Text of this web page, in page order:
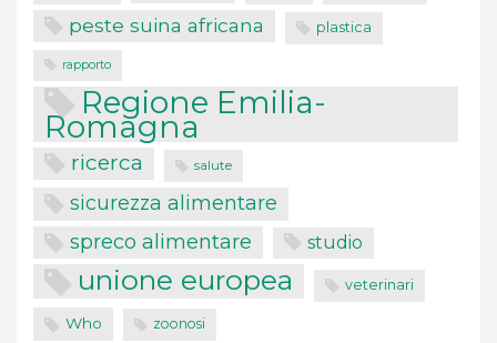
peste suina africana plastica
rapporto
Regione Emilia-
Romagna
ricerca salute
sicurezza alimentare
spreco alimentare studio
unione europea veterinari
Who zoonosi